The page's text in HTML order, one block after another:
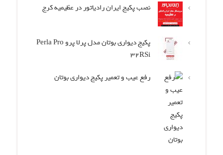
نصب پکیج ایران رادیاتور در عظیمیه کرج
پکیج دیواری بوتان مدل پرلا پرو Perla Pro
32RSi
رفع عیب و تعمیر پکیج دیواری بوتان